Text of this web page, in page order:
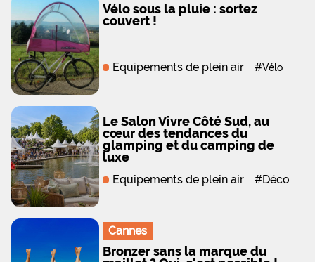
Vélo sous la pluie : sortez
couvert !
Equipements de plein air #Vélo
Le Salon Vivre Côté Sud, au
cœur des tendances du
glamping et du camping de
luxe
Equipements de plein air #Déco
Cannes
Bronzer sans la marque du